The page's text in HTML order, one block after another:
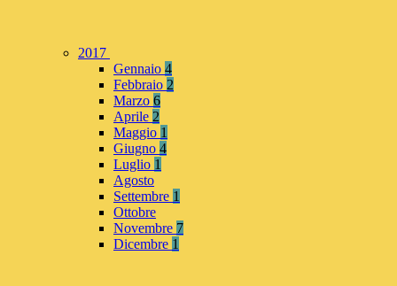
2017
Gennaio 4
Febbraio 2
Marzo 6
Aprile 2
Maggio 1
Giugno 4
Luglio 1
Agosto
Settembre 1
Ottobre
Novembre 7
Dicembre 1